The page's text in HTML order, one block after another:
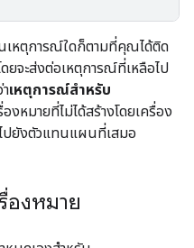
เหตุการณ์ใดก็ตามที่คุณได้ติด
ดยจะส่งต่อเหตุการณ์ที่เหลือไป
เหตุการณ์สำหรับ
งหมายที่ไม่ได้สร้างโดยเครื่อง
ปยังตัวแทนแผนที่เสมอ
องหมาย